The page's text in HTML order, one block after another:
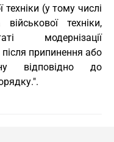
техніки (у тому числі
техніки,
модернізації
припинення або
відповідно до